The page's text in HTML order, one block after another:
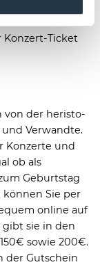
Konzert-Ticket
von der heristo-
Verwandte.
Konzerte und
ob als
Geburtstag
können Sie per
online auf
gibt sie in den
sowie 200€.
der Gutschein